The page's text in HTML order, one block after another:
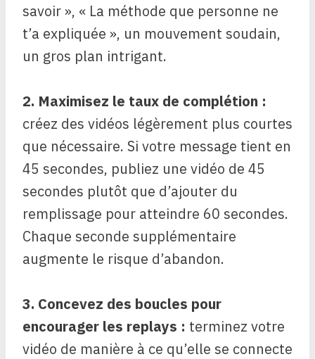
savoir », « La méthode que personne ne
t’a expliquée », un mouvement soudain,
un gros plan intrigant.
2. Maximisez le taux de complétion :
créez des vidéos légèrement plus courtes
que nécessaire. Si votre message tient en
45 secondes, publiez une vidéo de 45
secondes plutôt que d’ajouter du
remplissage pour atteindre 60 secondes.
Chaque seconde supplémentaire
augmente le risque d’abandon.
3. Concevez des boucles pour
encourager les replays : terminez votre
vidéo de manière à ce qu’elle se connecte